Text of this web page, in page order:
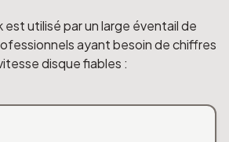
est utilisé par un large éventail de
ayant besoin de chiffres
disque fiables :